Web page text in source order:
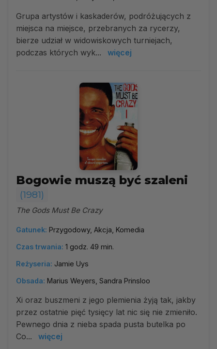
Grupa artystów i kaskaderów, podróżujących z
miejsca na miejsce, przebranych za rycerzy,
bierze udział w widowiskowych turniejach,
podczas których wyk...
więcej
Bogowie muszą być szaleni
(1981)
The Gods Must Be Crazy
Gatunek: Przygodowy, Akcja, Komedia
Czas trwania: 1 godz. 49 min.
Reżyseria: Jamie Uys
Obsada: Marius Weyers, Sandra Prinsloo
Xi oraz buszmeni z jego plemienia żyją tak, jakby
przez ostatnie pięć tysięcy lat nic się nie zmieniło.
Pewnego dnia z nieba spada pusta butelka po
Co...
więcej